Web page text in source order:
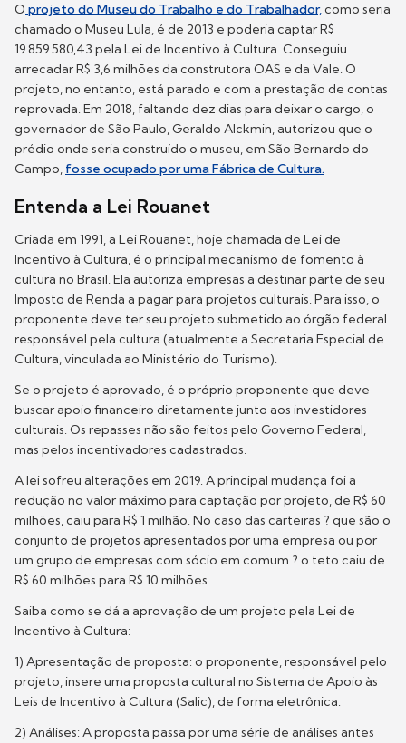
O projeto do Museu do Trabalho e do Trabalhador, como seria
chamado o Museu Lula, é de 2013 e poderia captar R$
19.859.580,43 pela Lei de Incentivo à Cultura. Conseguiu
arrecadar R$ 3,6 milhões da construtora OAS e da Vale. O
projeto, no entanto, está parado e com a prestação de contas
reprovada. Em 2018, faltando dez dias para deixar o cargo, o
governador de São Paulo, Geraldo Alckmin, autorizou que o
prédio onde seria construído o museu, em São Bernardo do
Campo, fosse ocupado por uma Fábrica de Cultura.
Entenda a Lei Rouanet
Criada em 1991, a Lei Rouanet, hoje chamada de Lei de
Incentivo à Cultura, é o principal mecanismo de fomento à
cultura no Brasil. Ela autoriza empresas a destinar parte de seu
Imposto de Renda a pagar para projetos culturais. Para isso, o
proponente deve ter seu projeto submetido ao órgão federal
responsável pela cultura (atualmente a Secretaria Especial de
Cultura, vinculada ao Ministério do Turismo).
Se o projeto é aprovado, é o próprio proponente que deve
buscar apoio financeiro diretamente junto aos investidores
culturais. Os repasses não são feitos pelo Governo Federal,
mas pelos incentivadores cadastrados.
A lei sofreu alterações em 2019. A principal mudança foi a
redução no valor máximo para captação por projeto, de R$ 60
milhões, caiu para R$ 1 milhão. No caso das carteiras ? que são o
conjunto de projetos apresentados por uma empresa ou por
um grupo de empresas com sócio em comum ? o teto caiu de
R$ 60 milhões para R$ 10 milhões.
Saiba como se dá a aprovação de um projeto pela Lei de
Incentivo à Cultura:
1) Apresentação de proposta: o proponente, responsável pelo
projeto, insere uma proposta cultural no Sistema de Apoio às
Leis de Incentivo à Cultura (Salic), de forma eletrônica.
2) Análises: A proposta passa por uma série de análises antes